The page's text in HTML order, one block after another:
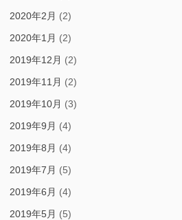
2020年2月 (2)
2020年1月 (2)
2019年12月 (2)
2019年11月 (2)
2019年10月 (3)
2019年9月 (4)
2019年8月 (4)
2019年7月 (5)
2019年6月 (4)
2019年5月 (5)